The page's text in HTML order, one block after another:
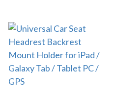
varianter. De olika